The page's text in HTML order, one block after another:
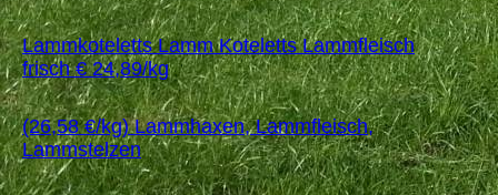
Lammkoteletts Lamm Koteletts Lammfleisch
frisch € 24,89/kg
(26,58 €/kg) Lammhaxen, Lammfleisch,
Lammstelzen